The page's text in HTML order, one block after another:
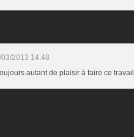
2013 14:48
autant de plaisir à faire ce